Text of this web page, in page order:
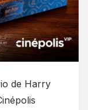
de Harry